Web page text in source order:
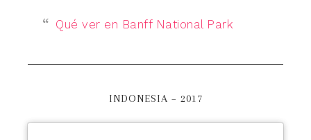
Qué ver en Banff National Park
INDONESIA – 2017